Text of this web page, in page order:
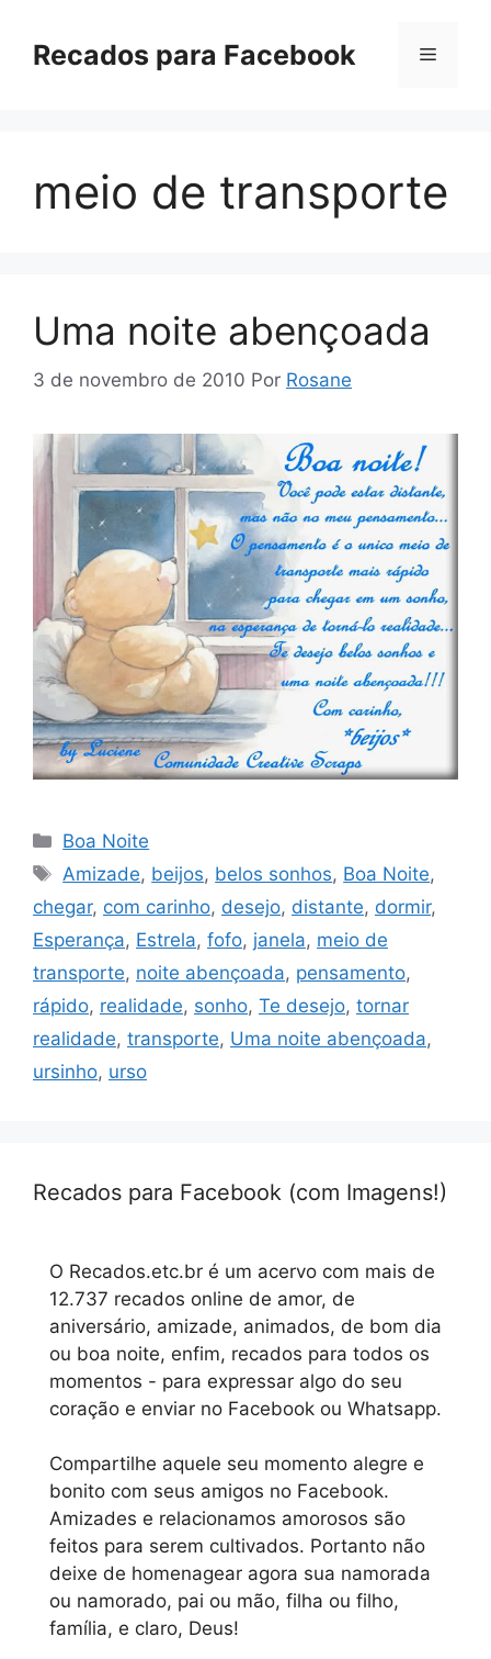
paraRecados para Facebook Menu
meio de transporte
Uma noite abençoada
3 de novembro de 2010 Por Rosane
Categorias
Boa Noite
Tags
Amizade, beijos, belos sonhos, Boa Noite,
chegar, com carinho, desejo, distante, dormir,
Esperança, Estrela, fofo, janela, meio de
transporte, noite abençoada, pensamento,
rápido, realidade, sonho, Te desejo, tornar
realidade, transporte, Uma noite abençoada,
ursinho, urso
Recados para Facebook (com Imagens!)
O Recados.etc.br é um acervo com mais de
12.737 recados online de amor, de
aniversário, amizade, animados, de bom dia
ou boa noite, enfim, recados para todos os
momentos - para expressar algo do seu
coração e enviar no Facebook ou Whatsapp.
Compartilhe aquele seu momento alegre e
bonito com seus amigos no Facebook.
Amizades e relacionamos amorosos são
feitos para serem cultivados. Portanto não
deixe de homenagear agora sua namorada
ou namorado, pai ou mão, filha ou filho,
família, e claro, Deus!